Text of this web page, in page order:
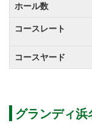
ホール数
コースレート
コースヤード
グランディ